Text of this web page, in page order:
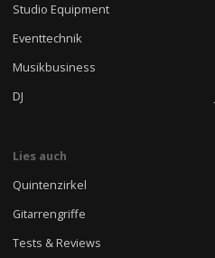
Studio Equipment
Eventtechnik
Musikbusiness
DJ
Lies auch
Quintenzirkel
Gitarrengriffe
Tests & Reviews